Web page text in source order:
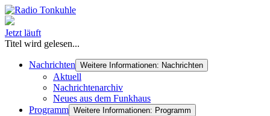
Jetzt läuft
Titel wird gelesen...
Nachrichten Weitere Informationen: Nachrichten
Aktuell
Nachrichtenarchiv
Neues aus dem Funkhaus
Programm Weitere Informationen: Programm